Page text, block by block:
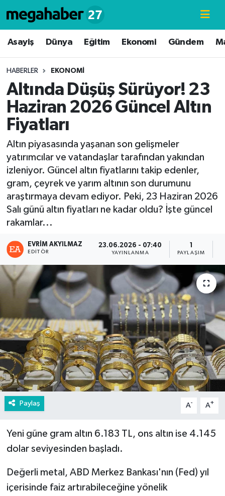
Asayiş Dünya Eğitim Ekonomi Gündem
HABERLER EKONOMI
Altında Düşüş Sürüyor! 23
Haziran 2026 Güncel Altın
Fiyatları
Altın piyasasında yaşanan son gelişmeler
yatırımcılar ve vatandaşlar tarafından yakından
izleniyor. Güncel altın fiyatlarını takip edenler,
gram, çeyrek ve yarım altının son durumunu
araştırmaya devam ediyor. Peki, 23 Haziran 2026
Salı günü altın fiyatları ne kadar oldu? İşte güncel
rakamlar...
EVRIM AKYILMAZ
EDITÖR
23.06.2026 - 07:40
YAYINLANMA PAYLAŞIM
Paylaş A- A+
Yeni güne gram altın 6.183 TL, ons altın ise 4.145
dolar seviyesinden başladı.
Değerli metal, ABD Merkez Bankası'nın (Fed) yıl
içerisinde faiz artırabileceğine yönelik
Hava Durumu
Süper Lig Puan Durumu ve Fikstür
Tüm Manşetler
Son Dakika Haberleri
Haber Arşivi